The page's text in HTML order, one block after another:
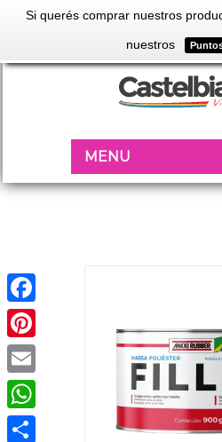
Si querés comprar nuestros
nuestros
MENU
Facebook
Pinterest
Email
WhatsApp